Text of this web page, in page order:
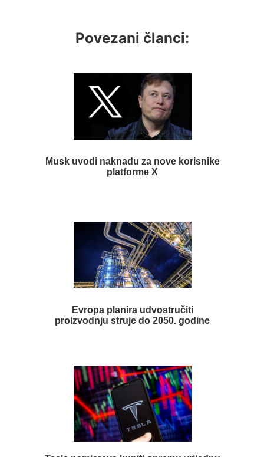
Povezani članci:
Musk uvodi naknadu za nove korisnike
platforme X
Evropa planira udvostručiti
proizvodnju struje do 2050. godine